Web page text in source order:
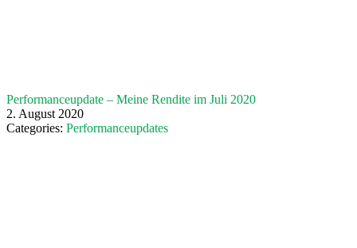
Performanceupdate – Meine Rendite im Juli 2020
2. August 2020
Categories: Performanceupdates